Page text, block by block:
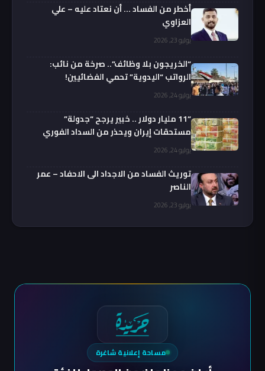
أخطر من الفساد … أن نعتاد عليه – علي
العزاوي
يوليو 23, 2026
“الخريجون بلا وظائف”.. صرخة من نائب:
الرواتب “اليدوية” تحمي الفضائيين!
يوليو 24, 2026
“11 مليار دولار .. خبير يرجح “جدولة”
مستحقات إيران ويحذر من السداد الفوري
يوليو 24, 2026
توريث الفساد من الاجداد الى الاحفاد – عمر
الناصر
يوليو 23, 2026
مساحة إعلانية شاغرة